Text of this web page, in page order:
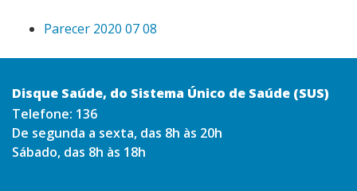
Parecer 2020 07 08
Disque Saúde, do Sistema Único de Saúde (SUS)
Telefone: 136
De segunda a sexta, das 8h às 20h
Sábado, das 8h às 18h